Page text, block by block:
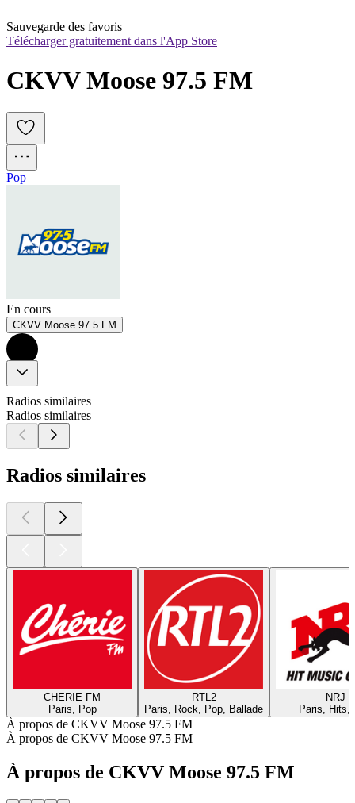
Sauvegarde des favoris
Télécharger gratuitement dans l'App Store
CKVV Moose 97.5 FM
Pop
En cours
CKVV Moose 97.5 FM
Radios similaires
Radios similaires
Radios similaires
CHERIE FM
Paris, Pop
RTL2
Paris, Rock, Pop, Ballade
NRJ
Paris, Hits,
À propos de CKVV Moose 97.5 FM
À propos de CKVV Moose 97.5 FM
À propos de CKVV Moose 97.5 FM